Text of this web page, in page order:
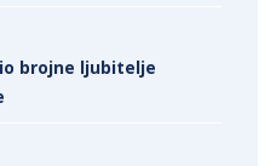
brojne ljubitelje